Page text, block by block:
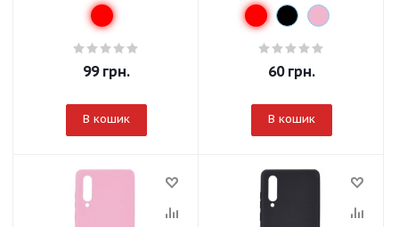
99грн.
В кошик
60грн.
В кошик